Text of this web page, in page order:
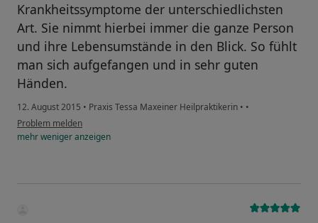
Krankheitssymptome der unterschiedlichsten
Art. Sie nimmt hierbei immer die ganze Person
und ihre Lebensumstände in den Blick. So fühlt
man sich aufgefangen und in sehr guten
Händen.
12. August 2015 • Praxis Tessa Maxeiner Heilpraktikerin • •
Problem melden
mehrwenigeranzeigen